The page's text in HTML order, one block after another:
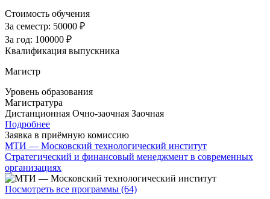
Стоимость обучения
За семестр: 50000 ₽
За год: 100000 ₽
Квалификация выпускника
Магистр
Уровень образования
Магистратура
Дистанционная Очно-заочная Заочная
Подробнее
Заявка в приёмную комиссию
МТИ — Московский технологический институт
Стратегический и финансовый менеджмент в современных
организациях
Посмотреть все программы (64)